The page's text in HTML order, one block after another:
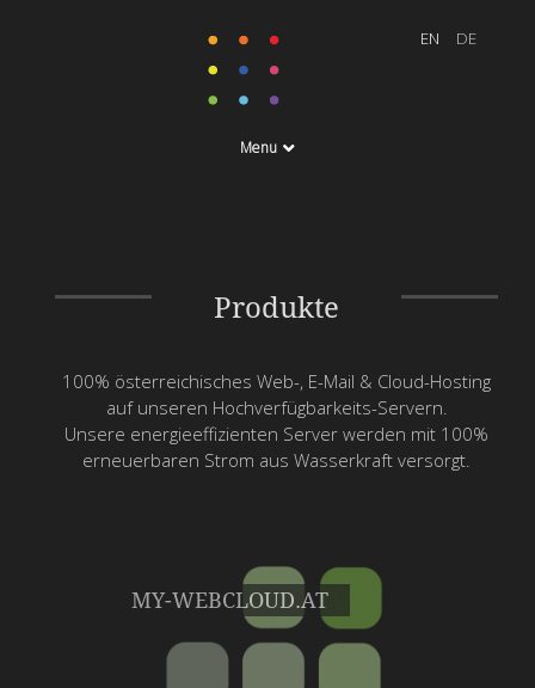
Menu
Produkte
100% österreichisches Web-, E-Mail & Cloud-Hosting
auf unseren Hochverfügbarkeits-Servern.
Unsere energieeffizienten Server werden mit 100%
erneuerbaren Strom aus Wasserkraft versorgt.
MY-WEBCLOUD.AT